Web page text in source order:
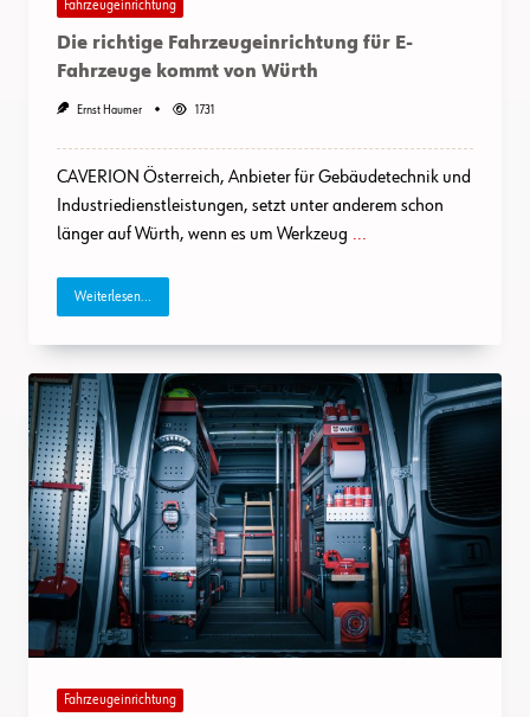
Fahrzeugeinrichtung
Die richtige Fahrzeugeinrichtung für E-
Fahrzeuge kommt von Würth
Ernst Haumer 1731
CAVERION Österreich, Anbieter für Gebäudetechnik und
Industriedienstleistungen, setzt unter anderem schon
länger auf Würth, wenn es um Werkzeug ...
Weiterlesen...
Fahrzeugeinrichtung